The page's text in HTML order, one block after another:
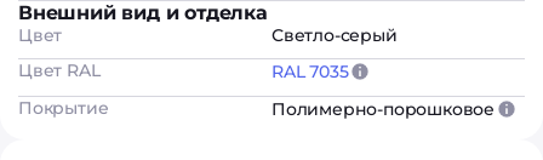
Внешний вид и отделка
Цвет
Светло-серый
Цвет RAL
RAL 7035
Покрытие
Полимерно-порошковое